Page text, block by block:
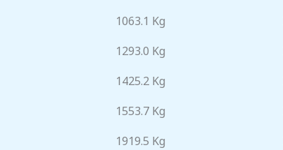
1063.1 Kg
1293.0 Kg
1425.2 Kg
1553.7 Kg
1919.5 Kg